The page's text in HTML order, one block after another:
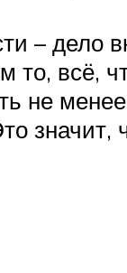
– дело
всё,
не